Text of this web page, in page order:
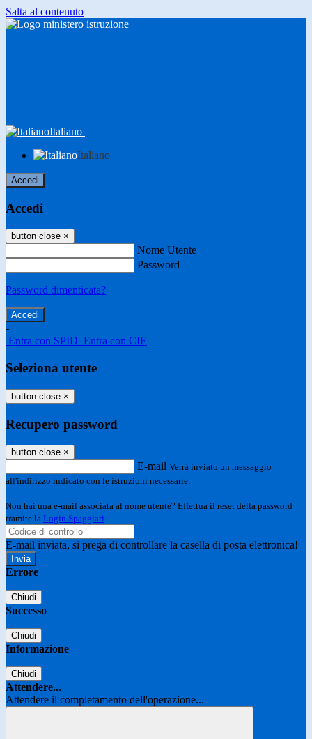
Salta al contenuto
Italiano
Italiano
Accedi
Accedi
button close ×
Nome Utente
Password
Password dimenticata?
-
Entra con SPID Entra con CIE
Seleziona utente
button close ×
Recupero password
button close ×
E-mail Verrà inviato un messaggio
all'indirizzo indicato con le istruzioni necessarie.
Non hai una e-mail associata al nome utente? Effettua il reset della password
tramite la Login Spaggiari
E-mail inviata, si prega di controllare la casella di posta elettronica!
Errore
Chiudi
Successo
Chiudi
Informazione
Chiudi
Attendere...
Attendere il completamento dell'operazione...